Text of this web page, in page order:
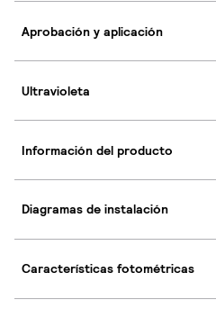
Aprobación y aplicación
Ultravioleta
Información del producto
Diagramas de instalación
Características fotométricas